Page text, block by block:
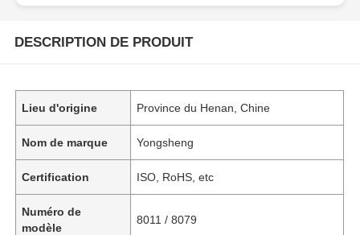
DESCRIPTION DE PRODUIT
Lieu d'origine Province du Henan, Chine
Nom de marque Yongsheng
Certification ISO, RoHS, etc
Numéro de
modèle
8011 / 8079